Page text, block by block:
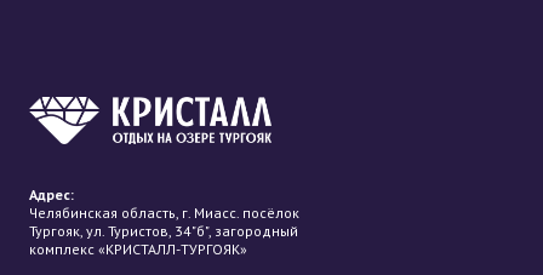
Адрес:
Челябинская область, г. Миасс. посёлок
Тургояк, ул. Туристов, 34"б", загородный
комплекс «КРИСТАЛЛ-ТУРГОЯК»